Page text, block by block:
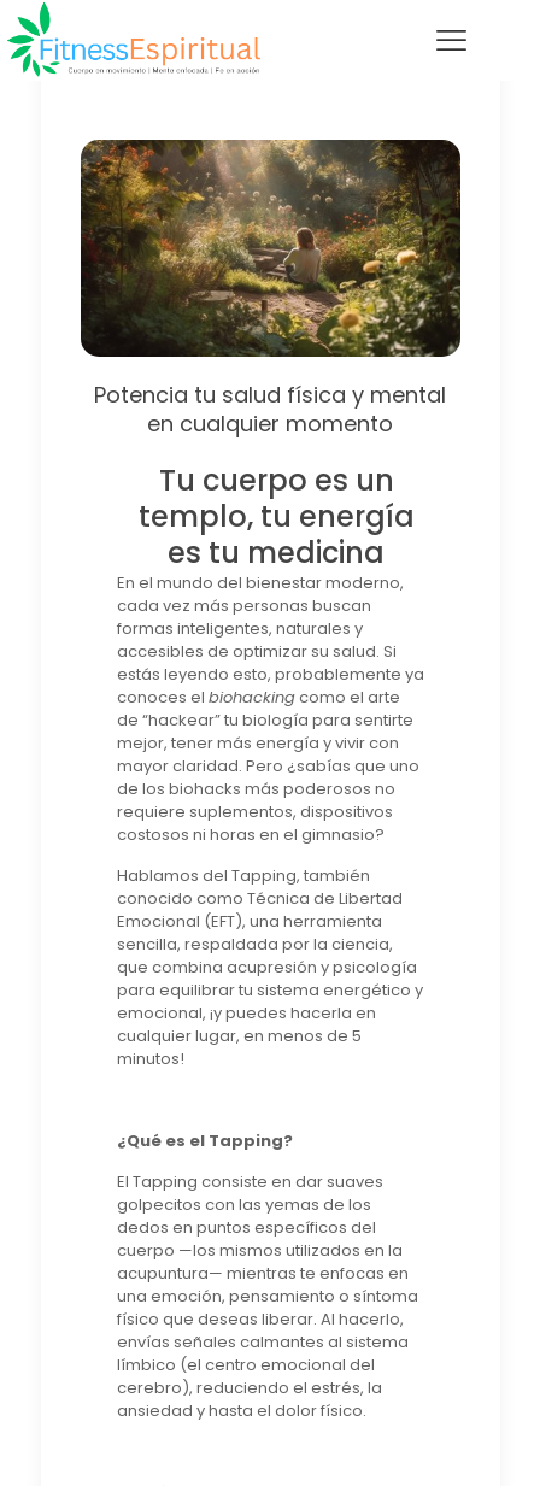
Potencia tu salud física y mental
en cualquier momento
Tu cuerpo es un
templo, tu energía
es tu medicina
En el mundo del bienestar moderno,
cada vez más personas buscan
formas inteligentes, naturales y
accesibles de optimizar su salud. Si
estás leyendo esto, probablemente ya
conoces el biohackingcomo el arte
de “hackear” tu biología para sentirte
mejor, tener más energía y vivir con
mayor claridad. Pero ¿sabías que uno
de los biohacks más poderosos no
requiere suplementos, dispositivos
costosos ni horas en el gimnasio?
Hablamos del Tapping, también
conocido como Técnica de Libertad
Emocional (EFT), una herramienta
sencilla, respaldada por la ciencia,
que combina acupresión y psicología
para equilibrar tu sistema energético y
emocional, ¡y puedes hacerla en
cualquier lugar, en menos de 5
minutos!
¿Qué es el Tapping?
El Tapping consiste en dar suaves
golpecitos con las yemas de los
dedos en puntos específicos del
cuerpo —los mismos utilizados en la
acupuntura— mientras te enfocas en
una emoción, pensamiento o síntoma
físico que deseas liberar. Al hacerlo,
envías señales calmantes al sistema
límbico (el centro emocional del
cerebro), reduciendo el estrés, la
ansiedad y hasta el dolor físico.